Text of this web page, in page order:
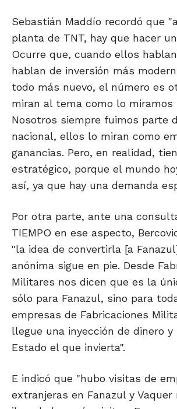
Sebastián Maddío recordó que
planta de TNT, hay que hacer
Ocurre que, cuando ellos
hablan de inversión más
todo más nuevo, el número es
miran al tema como lo miramos
Nosotros siempre fuimos parte
nacional, ellos lo miran como
ganancias. Pero, en realidad,
estratégico, porque el mundo
así, ya que hay una demanda
Por otra parte, ante una
TIEMPO en ese aspecto,
"la idea de convertirla [a
anónima sigue en pie. Desde
Militares nos dicen que es la
sólo para Fanazul, sino para
empresas de Fabricaciones
llegue una inyección de dinero y
Estado el que invierta".
E indicó que "hubo visitas de
extranjeras en Fanazul y Vaquer